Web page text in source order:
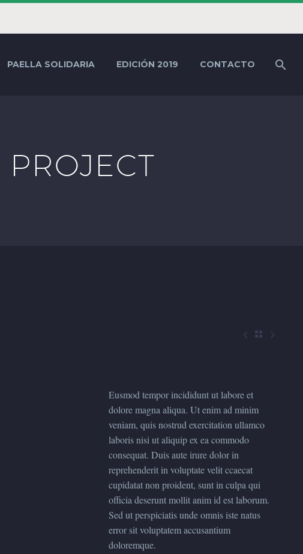
PAELLA SOLIDARIA EDICIÓN 2019 CONTACTO
PROJECT
  
Eusmod tempor incididunt ut labore et
dolore magna aliqua. Ut enim ad minim
veniam, quis nostrud exercitation ullamco
laboris nisi ut aliquip ex ea commodo
consequat. Duis aute irure dolor in
reprehenderit in voluptate velit ccaecat
cupidatat non proident, sunt in culpa qui
officia deserunt mollit anim id est laborum.
Sed ut perspiciatis unde omnis iste natus
error sit voluptatem accusantium
doloremque.